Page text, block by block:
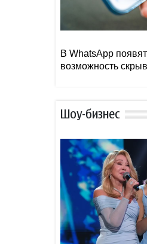
В WhatsApp
возможность
Шоу-бизнес